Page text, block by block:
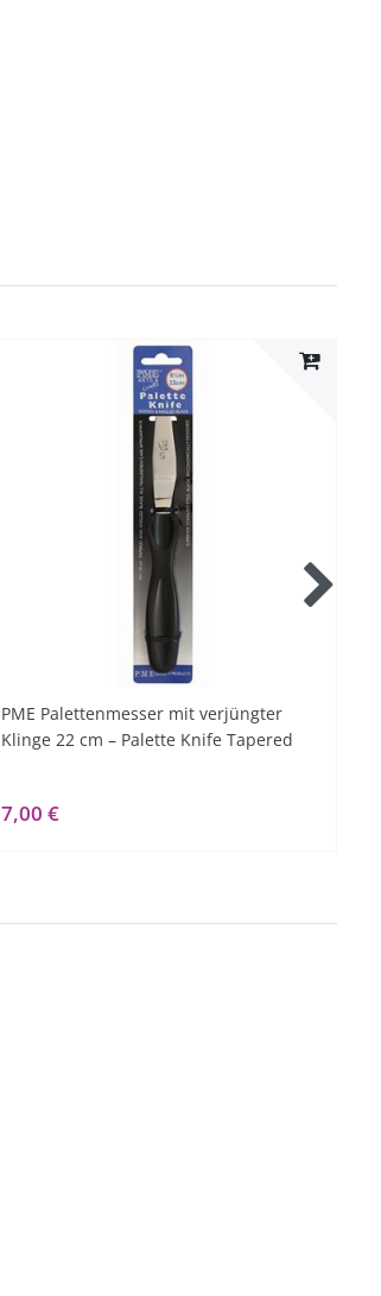
PME Palettenmesser mit verjüngter
Klinge 22 cm – Palette Knife Tapered
7,00 €